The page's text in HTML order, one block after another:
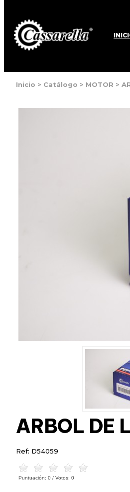
Inicio > Catálogo > MOTOR >
ARBOL DE
Ref: D54059
Puntuación: 0 / Votos: 0